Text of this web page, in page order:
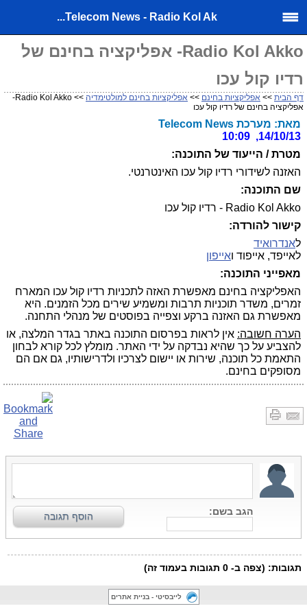
Telecom News - Radio Kol Ak...
Radio Kol Akko- אפליקציה בחינם של
רדיו קול עכו
דף הבית >> אפליקציות בחינם >> אפליקציות בחינם למולטימדיה
>> Radio Kol Akko-
אפליקציה בחינם של רדיו קול עכו
מאת: מערכת Telecom News
14/10/13, 10:09
מטרת / הייעוד של התוכנה:
האזנה לשידורי רדיו קול עכו האינטרנטי.
שם התוכנה:
Radio Kol Akko - רדיו קול עכו
קישור להורדה:
לאנדרואיד
לאייפד, אייפוד ואייפון
מאפייני התוכנה:
האפליקציה בחינם מאפשרת האזה לתכניות רדיו קול עכו המארח
זמרים, משדר תוכניות תרבות ומשמיע שירים מכל הזמנים. היא
מאפשרת גם האזנה ברקע וצפייה בפוסטים של מנהלי התחנה.
הערה חשובה: אין לראות בפרסום התוכנה באתר בגדר המלצה, או
להצביע על כך שהיא נבדקה על ידי האתר. מומלץ לכל קורא לבחון
התאמת כל תוכנה, שירות או יישום לצרכיו ולדרישותיו, גם אם הם
מסופקים בחינם.
לייבסיטי - בניית אתרים